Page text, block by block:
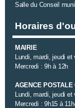
Salle du Conseil
Horaires
MAIRIE
Lundi, mardi, jeudi et
Mercredi : 9h à 12h
AGENCE POSTALE
Lundi, mardi, jeudi et
Mercredi : 9h15 à